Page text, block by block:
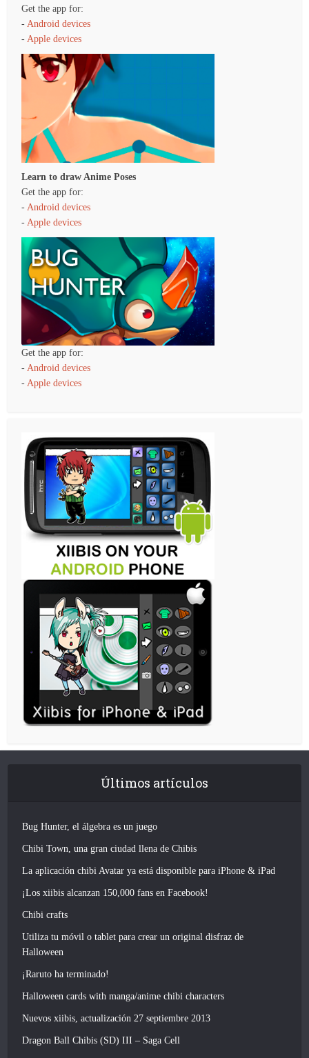
Get the app for:
-Android devices
-Apple devices
Learn to draw Anime Poses
Get the app for:
- Android devices
- Apple devices
Get the app for:
-Android devices
-Apple devices
Últimos artículos
Bug Hunter, el álgebra es un juego
Chibi Town, una gran ciudad llena de Chibis
La aplicación chibi Avatar ya está disponible para iPhone & iPad
¡Los xiibis alcanzan 150,000 fans en Facebook!
Chibi crafts
Utiliza tu móvil o tablet para crear un original disfraz de
Halloween
¡Raruto ha terminado!
Halloween cards with manga/anime chibi characters
Nuevos xiibis, actualización 27 septiembre 2013
Dragon Ball Chibis (SD) III – Saga Cell